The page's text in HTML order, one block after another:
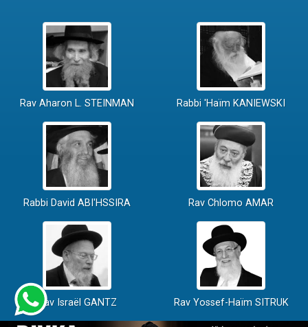
Rav Aharon L. STEINMAN Rabbi 'Haïm KANIEWSKI
Rabbi David ABI'HSSIRA Rav Chlomo AMAR
Rav Israël GANTZ Rav Yossef-Haïm SITRUK